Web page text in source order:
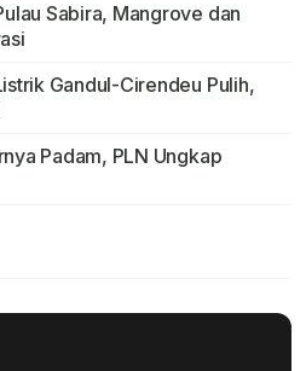
Sabira, Mangrove dan
Gandul-Cirendeu Pulih,
Padam, PLN Ungkap